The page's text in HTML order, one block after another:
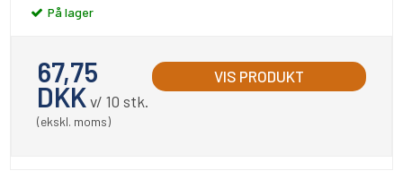
På lager
67,75
DKKv/ 10 stk.
(ekskl. moms)
VIS PRODUKT